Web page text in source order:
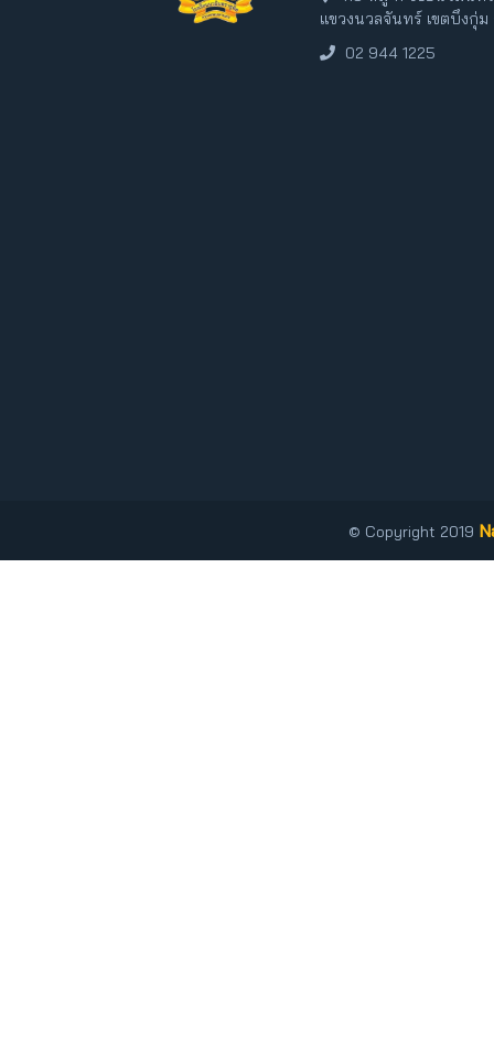
แขวงนวลจันทร์ เขตบึงกุ่
02 944 1225
© Copyright 2019